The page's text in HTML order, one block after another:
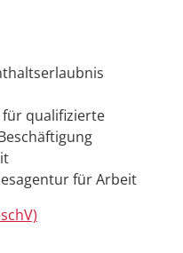
qualifizierte
für Arbeit